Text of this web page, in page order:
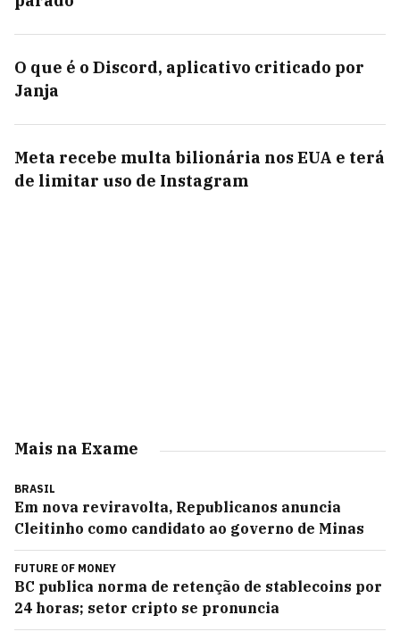
O que é o Discord, aplicativo criticado por
Janja
Meta recebe multa bilionária nos EUA e terá
de limitar uso de Instagram
Mais na Exame
BRASIL
Em nova reviravolta, Republicanos anuncia
Cleitinho como candidato ao governo de Minas
FUTURE OF MONEY
BC publica norma de retenção de stablecoins por
24 horas; setor cripto se pronuncia